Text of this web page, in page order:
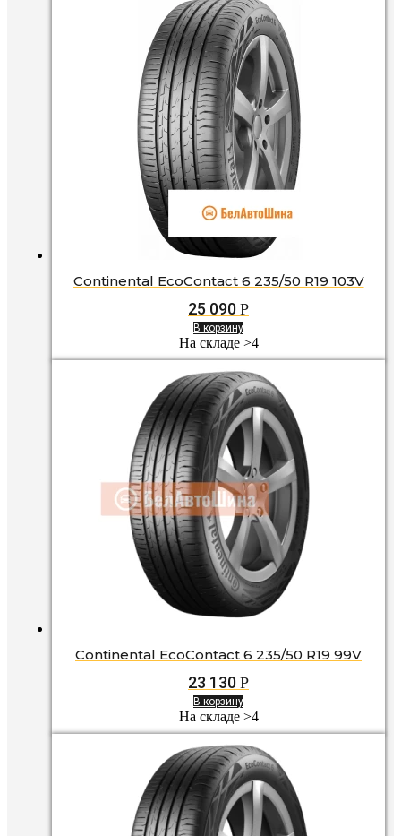
Continental EcoContact 6 235/50 R19 103V
25 090 Р
В корзину
На складе >4
Continental EcoContact 6 235/50 R19 99V
23 130 Р
В корзину
На складе >4